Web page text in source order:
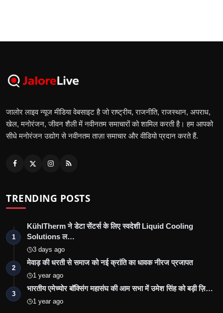
जालोर लाइव न्यूज मीडिया वेबसाइट है जो राष्ट्रीय, राजनीति, राजस्थान, अपराध,
खेल, मनोरंजन, जीवन शैली में नवीनतम समाचारों को शामिल करती है। हम आपको
सीधे मनोरंजन उद्योग से नवीनतम ताज़ा समाचार और वीडियो प्रदान करते हैं.
TRENDING POSTS
1
KühlTherm ने डेटा सेंटर्स के लिए स्वदेशी Liquid Cooling
Solutions ल…
3 days ago
2
मेवाड़ की धरती से समाज को नई क्रांति का धावक नीरज प्रजापत
1 year ago
3
भारतीय एमेच्योर बॉक्सिंग महासंघ की आम सभा में उमेश सिंह को बड़ी ज़ि…
1 year ago